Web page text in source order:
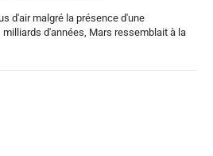
d'air malgré la présence d'une